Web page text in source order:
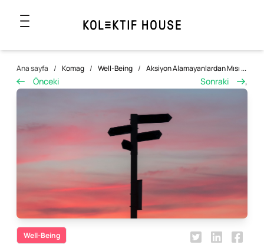
Ana sayfa / Komag / Well-Being / Aksiyon Alamayanlardan Mısı ...
Önceki Sonraki ,
Well-Being